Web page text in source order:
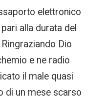
elettronico
alla durata del
Dio
e ne radio
il male quasi
di un mese scarso